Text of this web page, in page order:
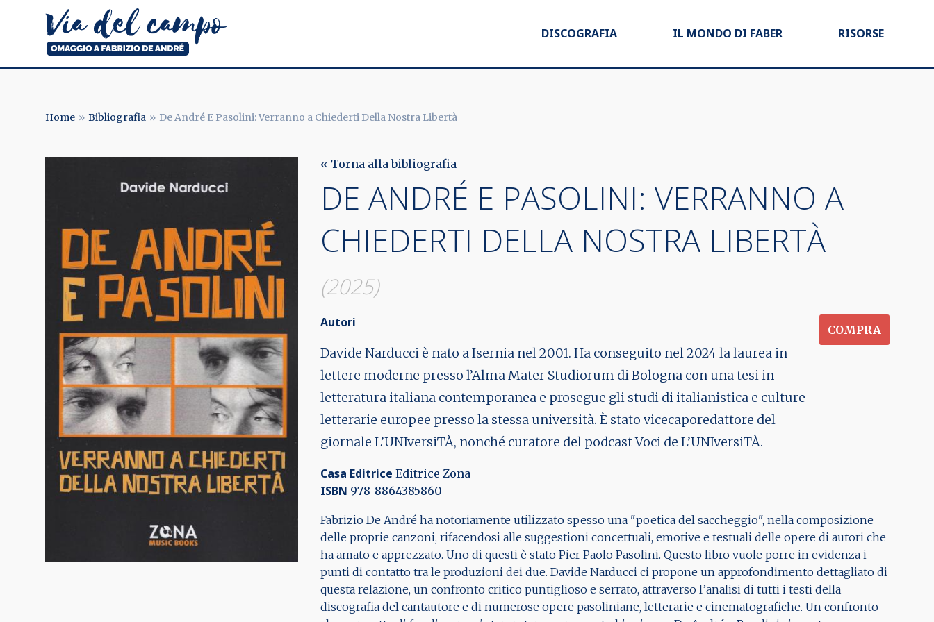
contenuto
principale
Via
campo
DISCOGRAFIA IL MONDO DI FABER RISORSE
DI
Home Bibliografia De André E Pasolini: Verranno a Chiederti Della Nostra Libertà
« Torna alla bibliografia
DE ANDRÉ E PASOLINI: VERRANNO A
CHIEDERTI DELLA NOSTRA LIBERTÀ
(2025)
Autori
Davide Narducci è nato a Isernia nel 2001. Ha conseguito nel 2024 la laurea in
lettere moderne presso l’Alma Mater Studiorum di Bologna con una tesi in
letteratura italiana contemporanea e prosegue gli studi di italianistica e culture
letterarie europee presso la stessa università. È stato vicecaporedattore del
giornale L’UNIversiTÀ, nonché curatore del podcast Voci de L’UNIversiTÀ.
Casa Editrice Editrice Zona
ISBN 978-8864385860
COMPRA
Fabrizio De André ha notoriamente utilizzato spesso una "poetica del saccheggio", nella composizione
delle proprie canzoni, rifacendosi alle suggestioni concettuali, emotive e testuali delle opere di autori che
ha amato e apprezzato. Uno di questi è stato Pier Paolo Pasolini. Questo libro vuole porre in evidenza i
punti di contatto tra le produzioni dei due. Davide Narducci ci propone un approfondimento dettagliato di
questa relazione, un confronto critico puntiglioso e serrato, attraverso l’analisi di tutti i testi della
discografia del cantautore e di numerose opere pasoliniane, letterarie e cinematografiche. Un confronto